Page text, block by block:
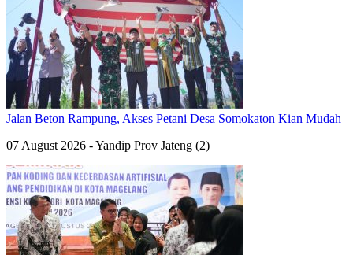
Jalan Beton Rampung, Akses Petani Desa Somokaton Kian Mudah
07 August 2026 - Yandip Prov Jateng (2)